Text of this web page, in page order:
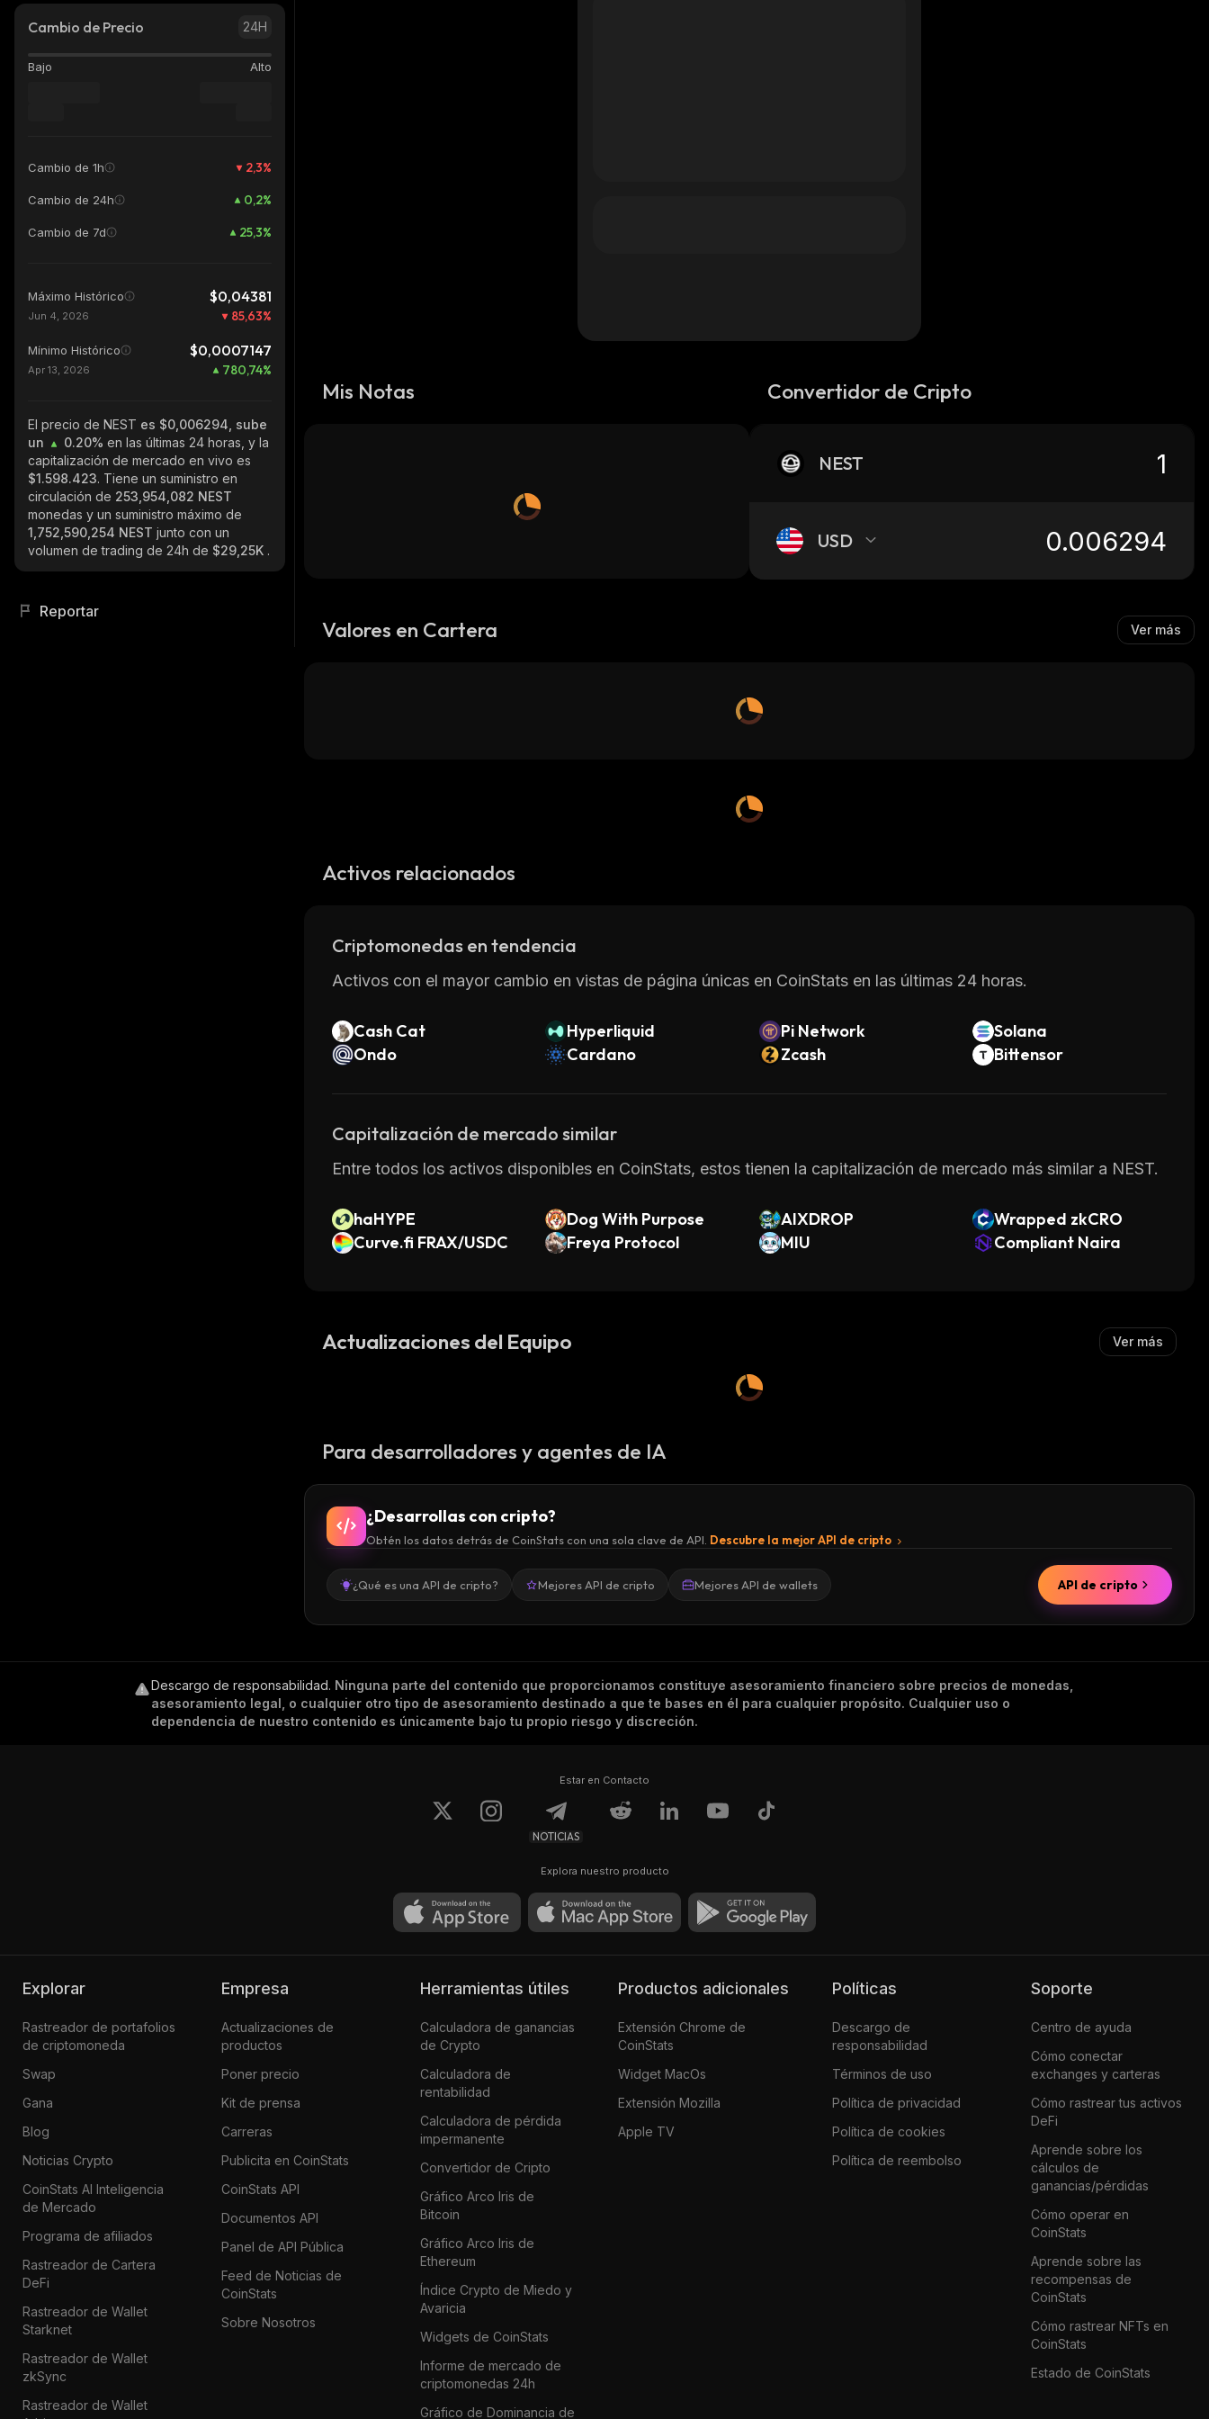
Cambio de Precio 24H
Bajo Alto
Cambio de 1h 2,3%
Cambio de 24h 0,2%
Cambio de 7d 25,3%
Máximo Histórico $0,04381
Jun 4, 2026 85,63%
Mínimo Histórico $0,0007147
Apr 13, 2026 780,74%
El precio de NEST es $0,006294, sube
un
0.20% en las últimas 24 horas, y la
capitalización de mercado en vivo es
$1.598.423. Tiene un suministro en
circulación de 253,954,082 NEST
monedas y un suministro máximo de
1,752,590,254 NEST junto con un
volumen de trading de 24h de $29,25K .
Reportar
Mis Notas Convertidor de Cripto
NEST
USD
Valores en Cartera Ver más
Activos relacionados
Criptomonedas en tendencia
Activos con el mayor cambio en vistas de página únicas en CoinStats en las últimas 24 horas.
Cash Cat Hyperliquid Pi Network
Solana
Ondo
Cardano Zcash Bittensor
Capitalización de mercado similar
Entre todos los activos disponibles en CoinStats, estos tienen la capitalización de mercado más similar a NEST.
haHYPE Dog With Purpose AIXDROP
Wrapped zkCRO
Curve.fi FRAX/USDC
Freya Protocol MIU Compliant Naira
Actualizaciones del Equipo Ver más
Para desarrolladores y agentes de IA
¿Desarrollas con cripto?
Obtén los datos detrás de CoinStats con una sola clave de API. Descubre la mejor API de cripto
¿Qué es una API de cripto? Mejores API de cripto Mejores API de wallets API de cripto
Descargo de responsabilidad. Ninguna parte del contenido que proporcionamos constituye asesoramiento financiero sobre precios de monedas,
asesoramiento legal, o cualquier otro tipo de asesoramiento destinado a que te bases en él para cualquier propósito. Cualquier uso o
dependencia de nuestro contenido es únicamente bajo tu propio riesgo y discreción.
Estar en Contacto
NOTICIAS
Explora nuestro producto
Explorar
Rastreador de portafolios
de criptomoneda
Swap
Gana
Blog
Noticias Crypto
CoinStats AI Inteligencia
de Mercado
Programa de afiliados
Rastreador de Cartera
DeFi
Rastreador de Wallet
Starknet
Rastreador de Wallet
zkSync
Rastreador de Wallet
Empresa
Actualizaciones de
productos
Poner precio
Kit de prensa
Carreras
Publicita en CoinStats
CoinStats API
Documentos API
Panel de API Pública
Feed de Noticias de
CoinStats
Sobre Nosotros
Herramientas útiles
Calculadora de ganancias
de Crypto
Calculadora de
rentabilidad
Calculadora de pérdida
impermanente
Convertidor de Cripto
Gráfico Arco Iris de
Bitcoin
Gráfico Arco Iris de
Ethereum
Índice Crypto de Miedo y
Avaricia
Widgets de CoinStats
Informe de mercado de
criptomonedas 24h
Gráfico de Dominancia de
Productos adicionales
Extensión Chrome de
CoinStats
Widget MacOs
Extensión Mozilla
Apple TV
Políticas
Descargo de
responsabilidad
Términos de uso
Política de privacidad
Política de cookies
Política de reembolso
Soporte
Centro de ayuda
Cómo conectar
exchanges y carteras
Cómo rastrear tus activos
DeFi
Aprende sobre los
cálculos de
ganancias/pérdidas
Cómo operar en
CoinStats
Aprende sobre las
recompensas de
CoinStats
Cómo rastrear NFTs en
CoinStats
Estado de CoinStats